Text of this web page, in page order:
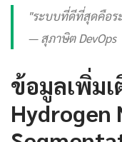
"ระบบที่ดีที่สุดคือร
— สุภาษิต DevOps
ข้อมูลเพิ่ม
Hydrogen